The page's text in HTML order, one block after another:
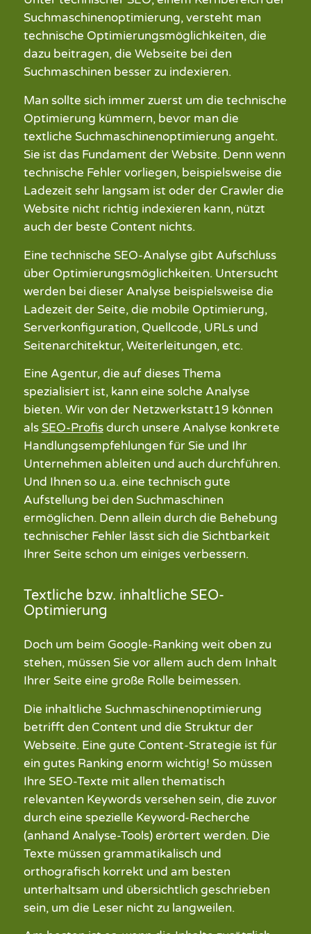
Suchmaschinenoptimierung, versteht man
technische Optimierungsmöglichkeiten, die
dazu beitragen, die Webseite bei den
Suchmaschinen besser zu indexieren.
Man sollte sich immer zuerst um die technische
Optimierung kümmern, bevor man die
textliche Suchmaschinenoptimierung angeht.
Sie ist das Fundament der Website. Denn wenn
technische Fehler vorliegen, beispielsweise die
Ladezeit sehr langsam ist oder der Crawler die
Website nicht richtig indexieren kann, nützt
auch der beste Content nichts.
Eine technische SEO-Analyse gibt Aufschluss
über Optimierungsmöglichkeiten. Untersucht
werden bei dieser Analyse beispielsweise die
Ladezeit der Seite, die mobile Optimierung,
Serverkonfiguration, Quellcode, URLs und
Seitenarchitektur, Weiterleitungen, etc.
Eine Agentur, die auf dieses Thema
spezialisiert ist, kann eine solche Analyse
bieten. Wir von der Netzwerkstatt19 können
als SEO-Profisdurch unsere Analyse konkrete
Handlungsempfehlungen für Sie und Ihr
Unternehmen ableiten und auch durchführen.
Und Ihnen so u.a. eine technisch gute
Aufstellung bei den Suchmaschinen
ermöglichen. Denn allein durch die Behebung
technischer Fehler lässt sich die Sichtbarkeit
Ihrer Seite schon um einiges verbessern.
Textliche bzw. inhaltliche SEO-
Optimierung
Doch um beim Google-Ranking weit oben zu
stehen, müssen Sie vor allem auch dem Inhalt
Ihrer Seite eine große Rolle beimessen.
Die inhaltliche Suchmaschinenoptimierung
betrifft den Content und die Struktur der
Webseite. Eine gute Content-Strategie ist für
ein gutes Ranking enorm wichtig! So müssen
Ihre SEO-Texte mit allen thematisch
relevanten Keywords versehen sein, die zuvor
durch eine spezielle Keyword-Recherche
(anhand Analyse-Tools) erörtert werden. Die
Texte müssen grammatikalisch und
orthografisch korrekt und am besten
unterhaltsam und übersichtlich geschrieben
sein, um die Leser nicht zu langweilen.